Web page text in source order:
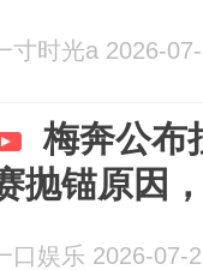
寸时光a 2026-
梅奔公布
抛锚原因
口娱乐 2026-07-